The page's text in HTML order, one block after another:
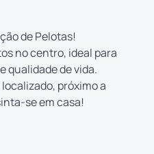
de Pelotas!
no centro, ideal para
qualidade de vida.
próximo a
se em casa!